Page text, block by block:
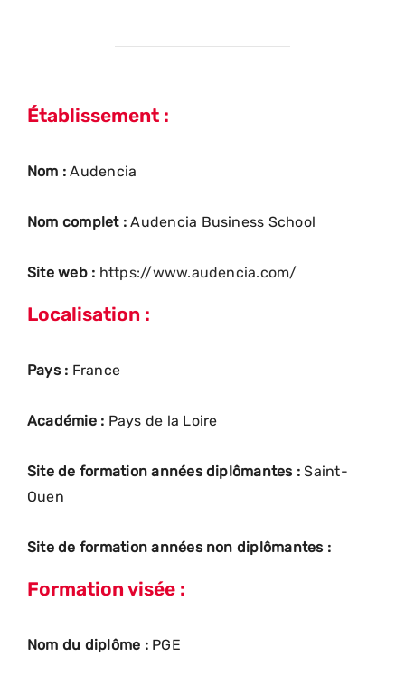
Établissement :
Nom :Audencia
Nom complet :Audencia Business School
Site web : https://www.audencia.com/
Localisation :
Pays : France
Académie : Pays de la Loire
Site de formation années diplômantes :Saint-
Ouen
Site de formation années non diplômantes :
Formation visée :
Nom du diplôme : PGE